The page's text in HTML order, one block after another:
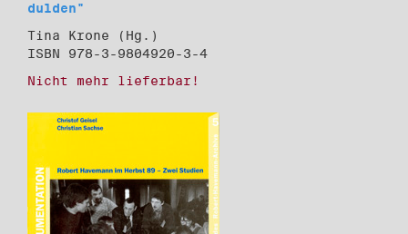
dulden"
Tina Krone (Hg.)
ISBN 978-3-9804920-3-4
Nicht mehr lieferbar!